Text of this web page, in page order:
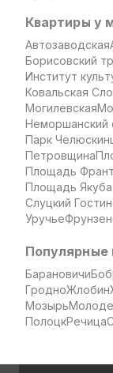
Квартиры у
Автозаводская
Борисовский
Институт
Ковальская
Могилевская
Неморшанский
Парк
Петровщина
Площадь
Площадь Якуба
Слуцкий
Уручье
Популярные
Барановичи
ГродноЖлобин
Мозырь
ПолоцкРечица